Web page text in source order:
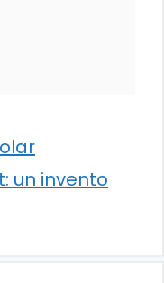
un invento